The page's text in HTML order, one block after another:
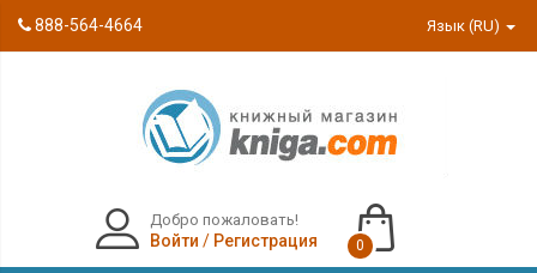
888-564-4664 Язык (RU)
Добро пожаловать!
Войти / Регистрация 0